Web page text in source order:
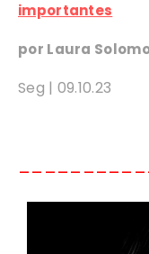
importantes
por Laura
Seg | 09.10.23